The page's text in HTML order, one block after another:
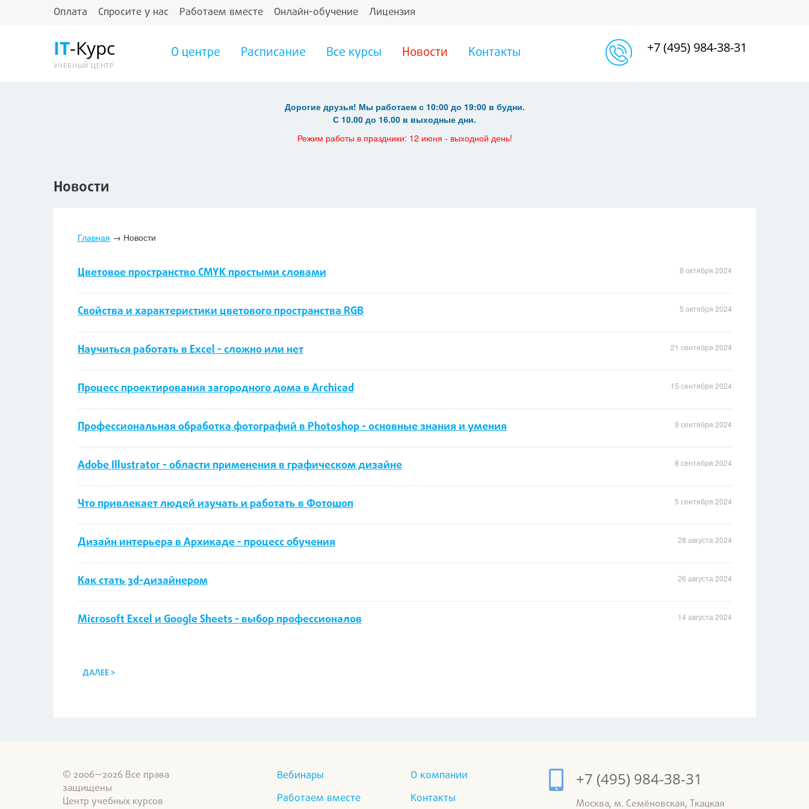
Оплата Спросите у нас Работаем вместе Онлайн-обучение Лицензия
IT-Курс
УЧЕБНЫЙ ЦЕНТР
О центре Расписание Все курсы Новости Контакты +7 (495) 984-38-31
Дорогие друзья! Мы работаем с 10:00 до 19:00 в будни.
С 10.00 до 16.00 в выходные дни.
Режим работы в праздники: 12 июня - выходной день!
Новости
Главная → Новости
8 октября 2024
Цветовое пространство CMYK простыми словами
5 октября 2024
Свойства и характеристики цветового пространства RGB
21 сентября 2024
Научиться работать в Excel - сложно или нет
15 сентября 2024
Процесс проектирования загородного дома в Archicad
9 сентября 2024
Профессиональная обработка фотографий в Photoshop - основные знания и умения
8 сентября 2024
Adobe Illustrator - области применения в графическом дизайне
5 сентября 2024
Что привлекает людей изучать и работать в Фотошоп
28 августа 2024
Дизайн интерьера в Архикаде - процесс обучения
26 августа 2024
Как стать 3d-дизайнером
14 августа 2024
Microsoft Excel и Google Sheets - выбор профессионалов
ДАЛЕЕ >
© 2006—2026 Все права
защищены
Центр учебных курсов
Вебинары
Работаем вместе
О компании
Контакты
+7 (495) 984-38-31
Москва, м. Семёновская, Ткацкая